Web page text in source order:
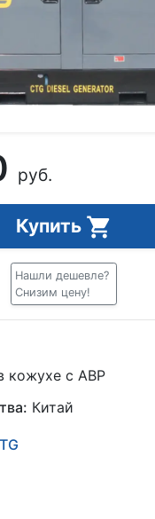
руб.
Купить
Нашли дешевле?
Снизим цену!
кожухе с АВР
Китай